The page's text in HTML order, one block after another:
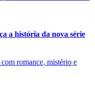
a história da nova série